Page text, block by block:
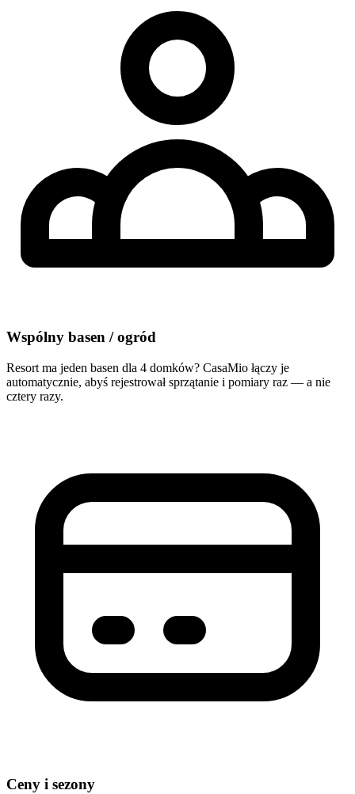
Wspólny basen / ogród
Resort ma jeden basen dla 4 domków? CasaMio łączy je
automatycznie, abyś rejestrował sprzątanie i pomiary raz — a nie
cztery razy.
Ceny i sezony